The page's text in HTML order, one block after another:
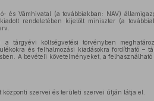
és Vámhivatal (a továbbiakban: NAV)
kiadott rendeletében kijelölt miniszter (a
tárgyévi költségvetési törvényben
és felhalmozási kiadásokra fordítható –
A bevételi követelményeket, a
központi szervei és területi szervei útján látja el.